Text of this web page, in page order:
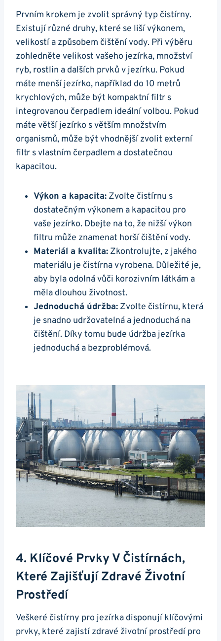
Prvním krokem je zvolit správný typ čistírny.
Existují různé druhy, které se liší výkonem,
velikostí a způsobem čištění vody. Při výběru
zohledněte velikost vašeho jezírka, množství
ryb, rostlin a dalších prvků v jezírku. Pokud
máte menší jezírko, například do 10 metrů
krychlových, může být kompaktní filtr s
integrovanou čerpadlem ideální volbou. Pokud
máte větší jezírko s větším množstvím
organismů, může být vhodnější zvolit externí
filtr s vlastním čerpadlem a dostatečnou
kapacitou.
Výkon a kapacita: Zvolte čistírnu s
dostatečným výkonem a kapacitou pro
vaše jezírko. Dbejte na to, že nižší výkon
filtru může znamenat horší čištění vody.
Materiál a kvalita: Zkontrolujte, z jakého
materiálu je čistírna vyrobena. Důležité je,
aby byla odolná vůči korozivním látkám a
měla dlouhou životnost.
Jednoduchá údržba: Zvolte čistírnu, která
je snadno udržovatelná a jednoduchá na
čištění. Díky tomu bude údržba jezírka
jednoduchá a bezproblémová.
4. Klíčové Prvky V Čistírnách,
Které Zajišťují Zdravé Životní
Prostředí
Veškeré čistírny pro jezírka disponují klíčovými
prvky, které zajistí zdravé životní prostředí pro